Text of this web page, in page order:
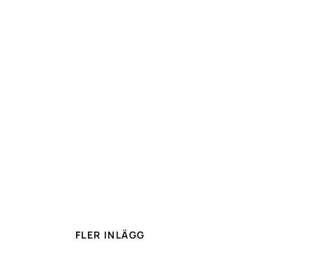
FLER INLÄGG